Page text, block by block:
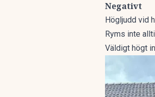
Negativt
Högljudd vid
Ryms inte
Väldigt högt